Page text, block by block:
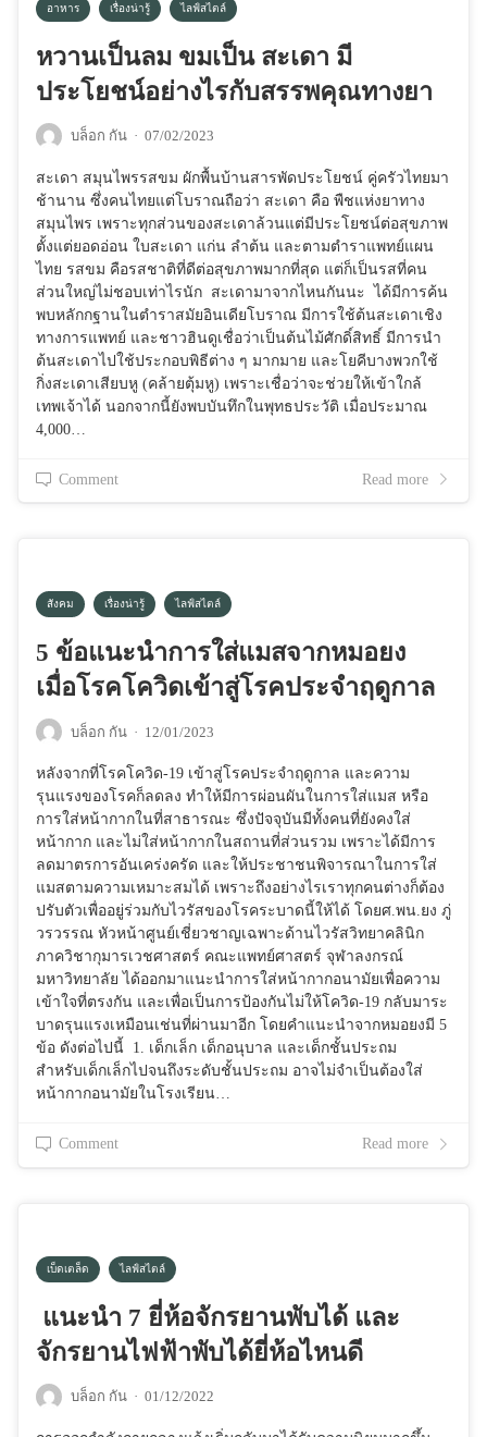
อาหาร เรื่องน่ารู้ ไลฟ์สไตล์
หวานเป็นลม ขมเป็น สะเดา มี
ประโยชน์อย่างไรกับสรรพคุณทางยา
บล็อก กัน · 07/02/2023
สะเดา สมุนไพรรสขม ผักพื้นบ้านสารพัดประโยชน์ คู่ครัวไทยมา
ช้านาน ซึ่งคนไทยแต่โบราณถือว่า สะเดา คือ พืชแห่งยาทาง
สมุนไพร เพราะทุกส่วนของสะเดาล้วนแต่มีประโยชน์ต่อสุขภาพ
ตั้งแต่ยอดอ่อน ใบสะเดา แก่น ลำต้น และตามตำราแพทย์แผน
ไทย รสขม คือรสชาติที่ดีต่อสุขภาพมากที่สุด แต่ก็เป็นรสที่คน
ส่วนใหญ่ไม่ชอบเท่าไรนัก สะเดามาจากไหนกันนะ ได้มีการค้น
พบหลักกฐานในตำราสมัยอินเดียโบราณ มีการใช้ต้นสะเดาเชิง
ทางการแพทย์ และชาวฮินดูเชื่อว่าเป็นต้นไม้ศักดิ์สิทธิ์ มีการนำ
ต้นสะเดาไปใช้ประกอบพิธีต่าง ๆ มากมาย และโยคีบางพวกใช้
กิ่งสะเดาเสียบหู (คล้ายตุ้มหู) เพราะเชื่อว่าจะช่วยให้เข้าใกล้
เทพเจ้าได้ นอกจากนี้ยังพบบันทึกในพุทธประวัติ เมื่อประมาณ
4,000…
Comment Read more
สังคม เรื่องน่ารู้ ไลฟ์สไตล์
5 ข้อแนะนำการใส่แมสจากหมอยง
เมื่อโรคโควิดเข้าสู่โรคประจำฤดูกาล
บล็อก กัน · 12/01/2023
หลังจากที่โรคโควิด-19 เข้าสู่โรคประจำฤดูกาล และความ
รุนแรงของโรคก็ลดลง ทำให้มีการผ่อนผันในการใส่แมส หรือ
การใส่หน้ากากในที่สาธารณะ ซึ่งปัจจุบันมีทั้งคนที่ยังคงใส่
หน้ากาก และไม่ใส่หน้ากากในสถานที่ส่วนรวม เพราะได้มีการ
ลดมาตรการอันเคร่งครัด และให้ประชาชนพิจารณาในการใส่
แมสตามความเหมาะสมได้ เพราะถึงอย่างไรเราทุกคนต่างก็ต้อง
ปรับตัวเพื่ออยู่ร่วมกับไวรัสของโรคระบาดนี้ให้ได้ โดยศ.พน.ยง ภู่
วรวรรณ หัวหน้าศูนย์เชี่ยวชาญเฉพาะด้านไวรัสวิทยาคลินิก
ภาควิชากุมารเวชศาสตร์ คณะแพทย์ศาสตร์ จุฬาลงกรณ์
มหาวิทยาลัย ได้ออกมาแนะนำการใส่หน้ากากอนามัยเพื่อความ
เข้าใจที่ตรงกัน และเพื่อเป็นการป้องกันไม่ให้โควิด-19 กลับมาระ
บาดรุนแรงเหมือนเช่นที่ผ่านมาอีก โดยคำแนะนำจากหมอยงมี 5
ข้อ ดังต่อไปนี้ 1. เด็กเล็ก เด็กอนุบาล และเด็กชั้นประถม
สำหรับเด็กเล็กไปจนถึงระดับชั้นประถม อาจไม่จำเป็นต้องใส่
หน้ากากอนามัยในโรงเรียน…
Comment Read more
เบ็ดเตล็ด ไลฟ์สไตล์
แนะนำ 7 ยี่ห้อจักรยานพับได้ และ
จักรยานไฟฟ้าพับได้ยี่ห้อไหนดี
บล็อก กัน · 01/12/2022